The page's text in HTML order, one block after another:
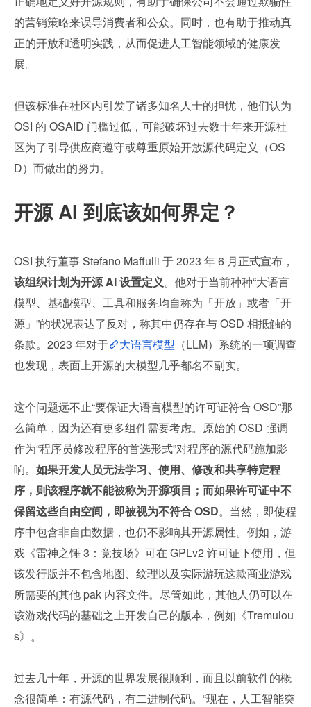
的营销策略来误导消费者和公众。同时，也有助于推动真
正的开放和透明实践，从而促进人工智能领域的健康发
展。
但该标准在社区内引发了诸多知名人士的担忧，他们认为
OSI 的 OSAID 门槛过低，可能破坏过去数十年来开源社
区为了引导供应商遵守或尊重原始开放源代码定义（OS
D）而做出的努力。
开源 AI 到底该如何界定？
OSI 执行董事 Stefano Maffulli 于 2023 年 6 月正式宣布，
该组织计划为开源 AI 设置定义。他对于当前种种“大语言
模型、基础模型、工具和服务均自称为「开放」或者「开
源」”的状况表达了反对，称其中仍存在与 OSD 相抵触的
条款。2023 年对于
大语言模型 （LLM）系统的一项调查
也发现，表面上开源的大模型几乎都名不副实。
这个问题远不止“要保证大语言模型的许可证符合 OSD”那
么简单，因为还有更多组件需要考虑。原始的 OSD 强调
作为“程序员修改程序的首选形式”对程序的源代码施加影
响。 如果开发人员无法学习、使用、修改和共享特定程
序，则该程序就不能被称为开源项目；而如果许可证中不
保留这些自由空间，即被视为不符合 OSD。当然，即使程
序中包含非自由数据，也仍不影响其开源属性。例如，游
戏《雷神之锤 3：竞技场》可在 GPLv2 许可证下使用，但
该发行版并不包含地图、纹理以及实际游玩这款商业游戏
所需要的其他 pak 内容文件。尽管如此，其他人仍可以在
该游戏代码的基础之上开发自己的版本，例如《Tremulou
s》。
过去几十年，开源的世界发展很顺利，而且以前软件的概
念很简单：有源代码，有二进制代码。“现在，人工智能突